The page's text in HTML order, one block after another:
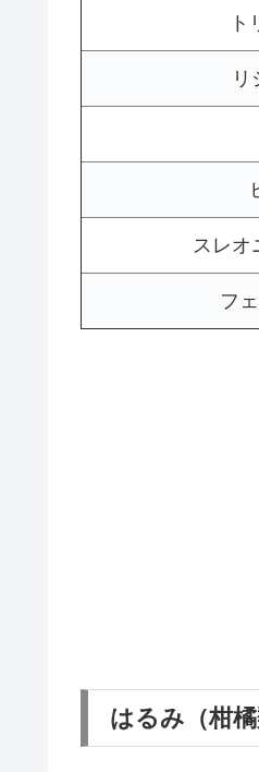
ト
リ
スレオ
フ
はるみ（柑